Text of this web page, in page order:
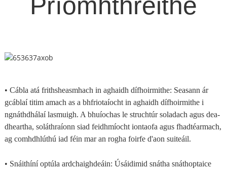
• Cábla atá frithsheasmhach in aghaidh dífhoirmithe: Seasann ár
gcáblaí titim amach as a bhfriotaíocht in aghaidh dífhoirmithe i
ngnáthdhálaí lasmuigh. A bhuíochas le struchtúr soladach agus dea-
dheartha, soláthraíonn siad feidhmíocht iontaofa agus fhadtéarmach,
ag comhdhlúthú iad féin mar an rogha foirfe d'aon suiteáil.
• Snáithíní optúla ardchaighdeáin: Úsáidimid snátha snáthoptaice